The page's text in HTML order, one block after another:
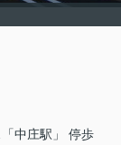
中庄駅」 停歩